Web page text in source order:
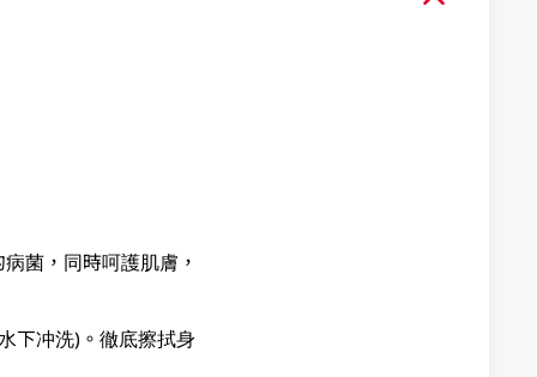
菌，同時呵護肌膚，
下冲洗)。徹底擦拭身